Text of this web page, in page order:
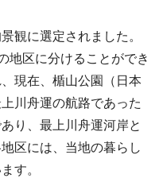
観に選定されました。
地区に分けることができ
現在、楯山公園（日本
川舟運の航路であった
り、最上川舟運河岸と
区には、当地の暮らし
す。